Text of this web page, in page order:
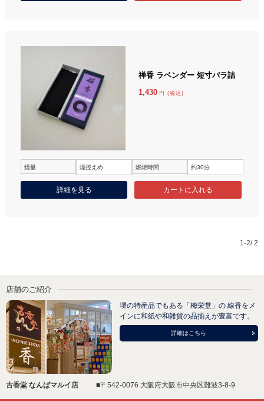
禅香 ラベンダー 短寸バラ詰
1,430 円 (税込)
煙量 煙控えめ 燃焼時間 約30分
詳細を見る
1-2/ 2
店舗のご紹介
堺の特産品でもある「梅栄堂」の 線香をメ
インに和紙や和雑貨の品揃えが豊富です。
詳細はこちら
古香堂 なんばマルイ店 ■〒542-0076 大阪府大阪市中央区難波3-8-9